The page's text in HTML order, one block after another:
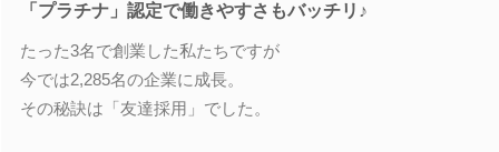
「プラチナ」認定で働きやすさもバッチリ♪
たった3名で創業した私たちですが
今では2,285名の企業に成長。
その秘訣は「友達採用」でした。